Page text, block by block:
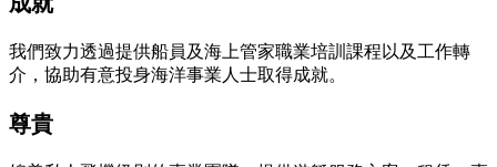
我們致力透過提供船員及海上管家職業培訓課程以及工作轉
介，協助有意投身海洋事業人士取得成就。
尊貴